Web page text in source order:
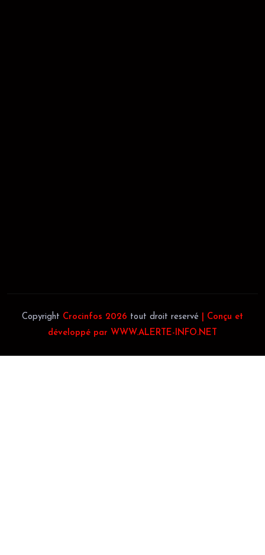
Copyright Crocinfos 2026 tout droit reservé
| Conçu et
développé par WWW.ALERTE-INFO.NET